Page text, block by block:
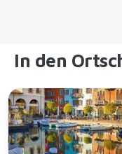
In den